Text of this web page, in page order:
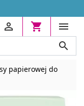
ZŁ




papierowej do